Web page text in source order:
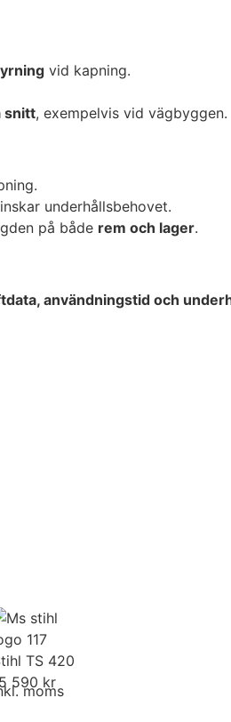
vid kapning.
snitt, exempelvis vid vägbyggen.
underhållsbehovet.
på både rem och lager.
användningstid och
TS 420
590 kr
moms